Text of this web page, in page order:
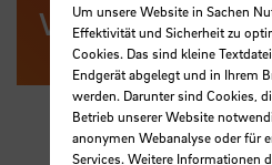
VitaUm unsere Website in Sachen
Effektivität und Sicherheit zu
Cookies. Das sind kleine
Endgerät abgelegt und in Ihrem
werden. Darunter sind Cookies,
Betrieb unserer Website
anonymen Webanalyse oder für
Services. Weitere Informationen